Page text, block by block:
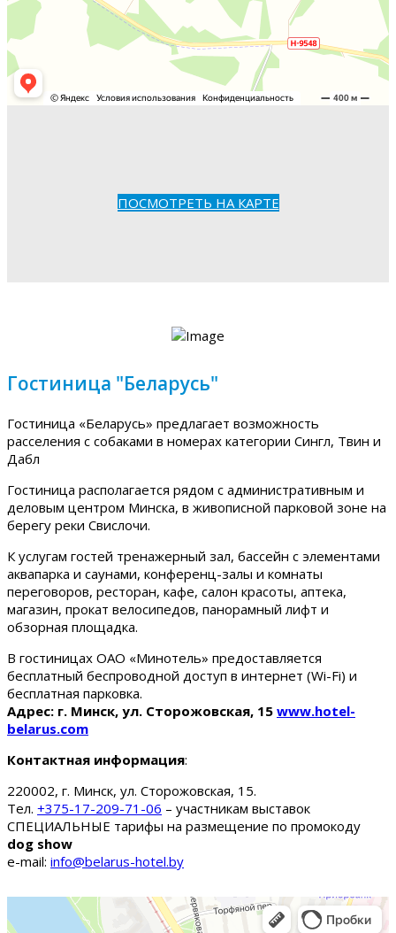
ПОСМОТРЕТЬ НА КАРТЕ
Гостиница "Беларусь"
Гостиница «Беларусь» предлагает возможность
расселения с собаками в номерах категории Сингл, Твин и
Дабл
Гостиница располагается рядом с административным и
деловым центром Минска, в живописной парковой зоне на
берегу реки Свислочи.
К услугам гостей тренажерный зал, бассейн с элементами
аквапарка и саунами, конференц-залы и комнаты
переговоров, ресторан, кафе, салон красоты, аптека,
магазин, прокат велосипедов, панорамный лифт и
обзорная площадка.
В гостиницах ОАО «Минотель» предоставляется
бесплатный беспроводной доступ в интернет (Wi-Fi) и
бесплатная парковка.
Адрес: г. Минск, ул. Сторожовская, 15 www.hotel-
belarus.com
Контактная информация:
220002, г. Минск, ул. Сторожовская, 15.
Тел. +375-17-209-71-06 – участникам выставок
СПЕЦИАЛЬНЫЕ тарифы на размещение по промокоду
dog show
e-mail: info@belarus-hotel.by